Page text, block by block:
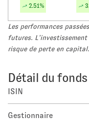
2.51%
Les performances
futures.
risque de perte en capital.
Détail du fonds
ISIN
Gestionnaire